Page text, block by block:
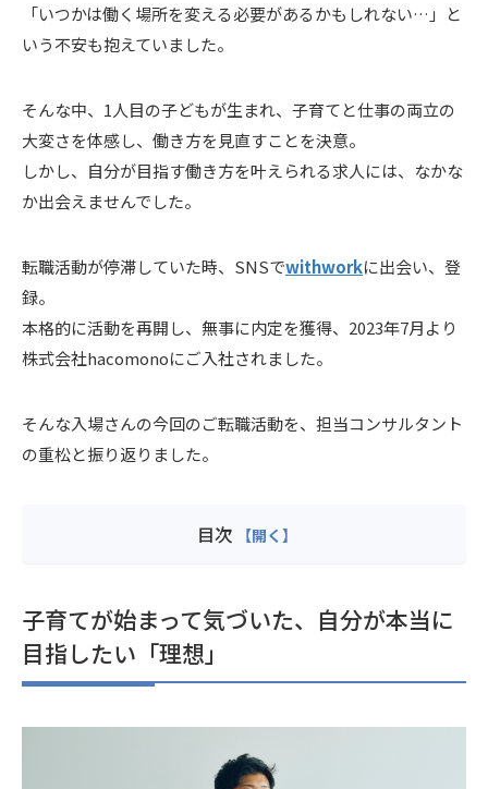
「いつかは働く場所を変える必要があるかもしれない…」と
いう不安も抱えていました。
そんな中、1人目の子どもが生まれ、子育てと仕事の両立の
大変さを体感し、働き方を見直すことを決意。
しかし、自分が目指す働き方を叶えられる求人には、なかな
か出会えませんでした。
転職活動が停滞していた時、SNSでwithworkに出会い、登
録。
本格的に活動を再開し、無事に内定を獲得、2023年7月より
株式会社hacomonoにご入社されました。
そんな入場さんの今回のご転職活動を、担当コンサルタント
の重松と振り返りました。
目次
子育てが始まって気づいた、自分が本当に
目指したい「理想」